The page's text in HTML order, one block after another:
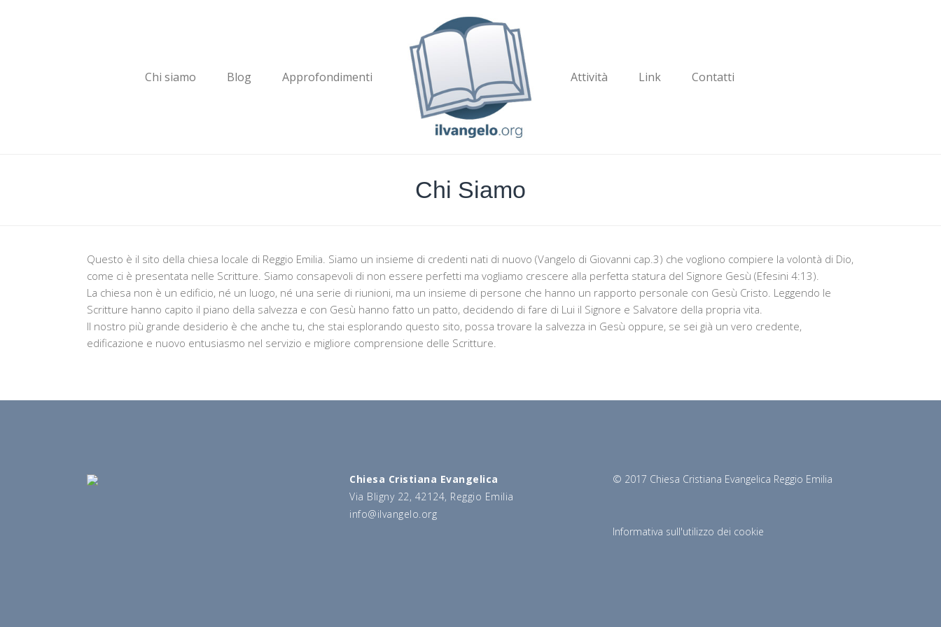
Chi siamo Blog Approfondimenti Attività Link Contatti
Chi Siamo
Questo è il sito della chiesa locale di Reggio Emilia. Siamo un insieme di credenti nati di nuovo (Vangelo di Giovanni cap.3) che vogliono compiere la volontà di Dio,
come ci è presentata nelle Scritture. Siamo consapevoli di non essere perfetti ma vogliamo crescere alla perfetta statura del Signore Gesù (Efesini 4:13).
La chiesa non è un edificio, né un luogo, né una serie di riunioni, ma un insieme di persone che hanno un rapporto personale con Gesù Cristo. Leggendo le
Scritture hanno capito il piano della salvezza e con Gesù hanno fatto un patto, decidendo di fare di Lui il Signore e Salvatore della propria vita.
Il nostro più grande desiderio è che anche tu, che stai esplorando questo sito, possa trovare la salvezza in Gesù oppure, se sei già un vero credente,
edificazione e nuovo entusiasmo nel servizio e migliore comprensione delle Scritture.
Chiesa Cristiana Evangelica
Via Bligny 22, 42124, Reggio Emilia
info@ilvangelo.org
© 2017 Chiesa Cristiana Evangelica Reggio Emilia
Informativa sull'utilizzo dei cookie